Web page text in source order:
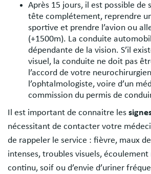
Après 15 jours, il est possible de
tête complétement, reprendre
sportive et prendre l’avion ou
(+1500m). La conduite
dépendante de la vision. S’il
visuel, la conduite ne doit pas
l’accord de votre
l’ophtalmologiste, voire d’un
commission du permis de
Il est important de connaitre les
nécessitant de contacter votre
de rappeler le service : fièvre, maux
intenses, troubles visuels, écoulement
continu, soif ou d’envie d’uriner